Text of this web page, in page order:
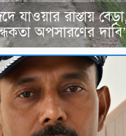
যাওয়ার রাস্তায়
অপসারণের